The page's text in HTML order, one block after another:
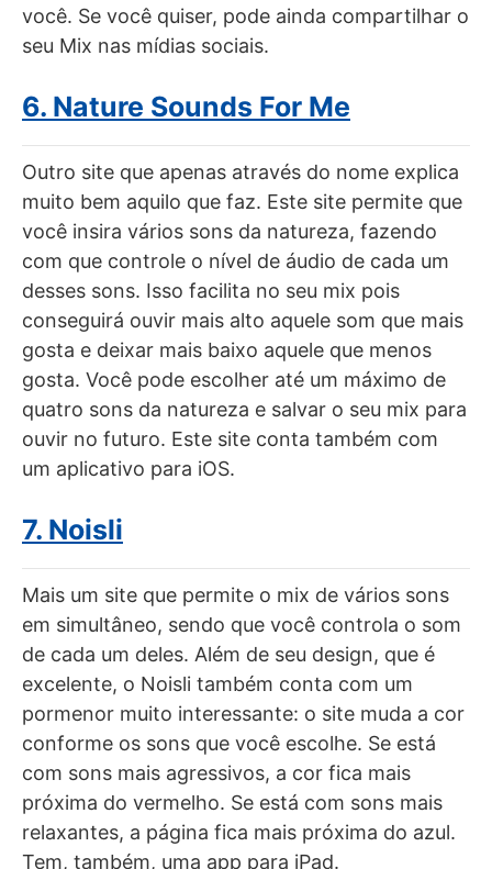
você. Se você quiser, pode ainda compartilhar o
seu Mix nas mídias sociais.
6. Nature Sounds For Me
Outro site que apenas através do nome explica
muito bem aquilo que faz. Este site permite que
você insira vários sons da natureza, fazendo
com que controle o nível de áudio de cada um
desses sons. Isso facilita no seu mix pois
conseguirá ouvir mais alto aquele som que mais
gosta e deixar mais baixo aquele que menos
gosta. Você pode escolher até um máximo de
quatro sons da natureza e salvar o seu mix para
ouvir no futuro. Este site conta também com
um aplicativo para iOS.
7. Noisli
Mais um site que permite o mix de vários sons
em simultâneo, sendo que você controla o som
de cada um deles. Além de seu design, que é
excelente, o Noisli também conta com um
pormenor muito interessante: o site muda a cor
conforme os sons que você escolhe. Se está
com sons mais agressivos, a cor fica mais
próxima do vermelho. Se está com sons mais
relaxantes, a página fica mais próxima do azul.
Tem, também, uma app para iPad.